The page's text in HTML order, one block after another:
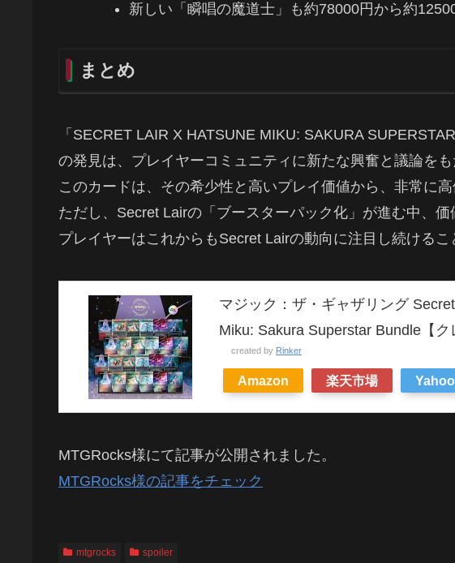
新しい「瞬唱の魔道士」も約78000円から約
まとめ
「SECRET LAIR X HATSUNE MIKU: SAKURA
の発見は、プレイヤーコミュニティに新たな興奮と議論をも
このカードは、その希少性と高いプレイ価値から、非常に高
ただし、Secret Lairの「ブースターパック化」が進む中、価
プレイヤーはこれからもSecret Lairの動向に注目し続けるこ
マジック：ザ・ギャザリング
Miku: Sakura Superstar Bundle【ク
created by Rinker
Amazon 楽天市場
MTGRocks様にて記事が公開されました。
MTGRocks様の記事をチェック
mtgrocks spoiler